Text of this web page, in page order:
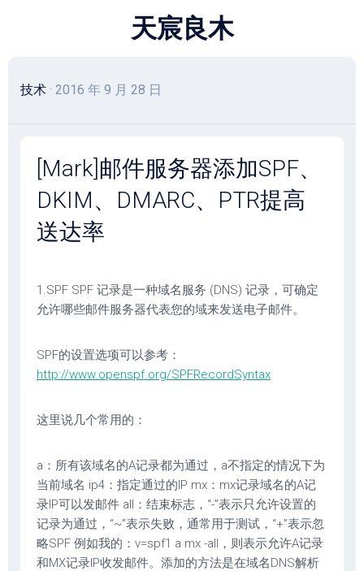
天宸良木
技术 · 2016 年 9 月 28 日
[Mark]邮件服务器添加SPF、
DKIM、DMARC、PTR提高
送达率
1.SPF SPF 记录是一种域名服务 (DNS) 记录，可确定
允许哪些邮件服务器代表您的域来发送电子邮件。
SPF的设置选项可以参考：
http://www.openspf.org/SPFRecordSyntax
这里说几个常用的：
a：所有该域名的A记录都为通过，a不指定的情况下为
当前域名 ip4：指定通过的IP mx：mx记录域名的A记
录IP可以发邮件 all：结束标志，“-”表示只允许设置的
记录为通过，“~”表示失败，通常用于测试，“+”表示忽
略SPF 例如我的：v=spf1 a mx -all，则表示允许A记录
和MX记录IP收发邮件。添加的方法是在域名DNS解析